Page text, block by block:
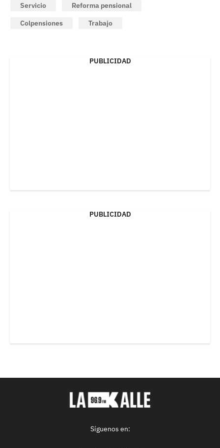
Servicio
Reforma pensional
Colpensiones
Trabajo
PUBLICIDAD
PUBLICIDAD
Síguenos en: